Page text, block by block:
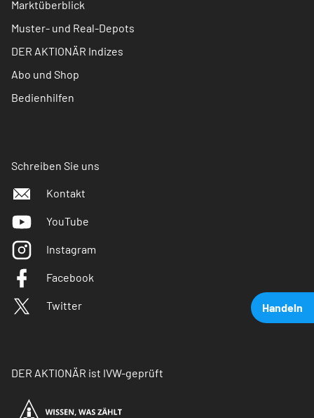
Handeln
Marktüberblick
Muster- und Real-Depots
DER AKTIONÄR Indizes
Abo und Shop
Bedienhilfen
Schreiben Sie uns
Kontakt
YouTube
Instagram
Facebook
Twitter
DER AKTIONÄR ist IVW-geprüft